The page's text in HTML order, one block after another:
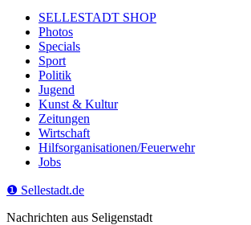
SELLESTADT SHOP
Photos
Specials
Sport
Politik
Jugend
Kunst & Kultur
Zeitungen
Wirtschaft
Hilfsorganisationen/Feuerwehr
Jobs
❶ Sellestadt.de
Nachrichten aus Seligenstadt